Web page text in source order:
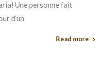
Une personne fait
d’un
Read more